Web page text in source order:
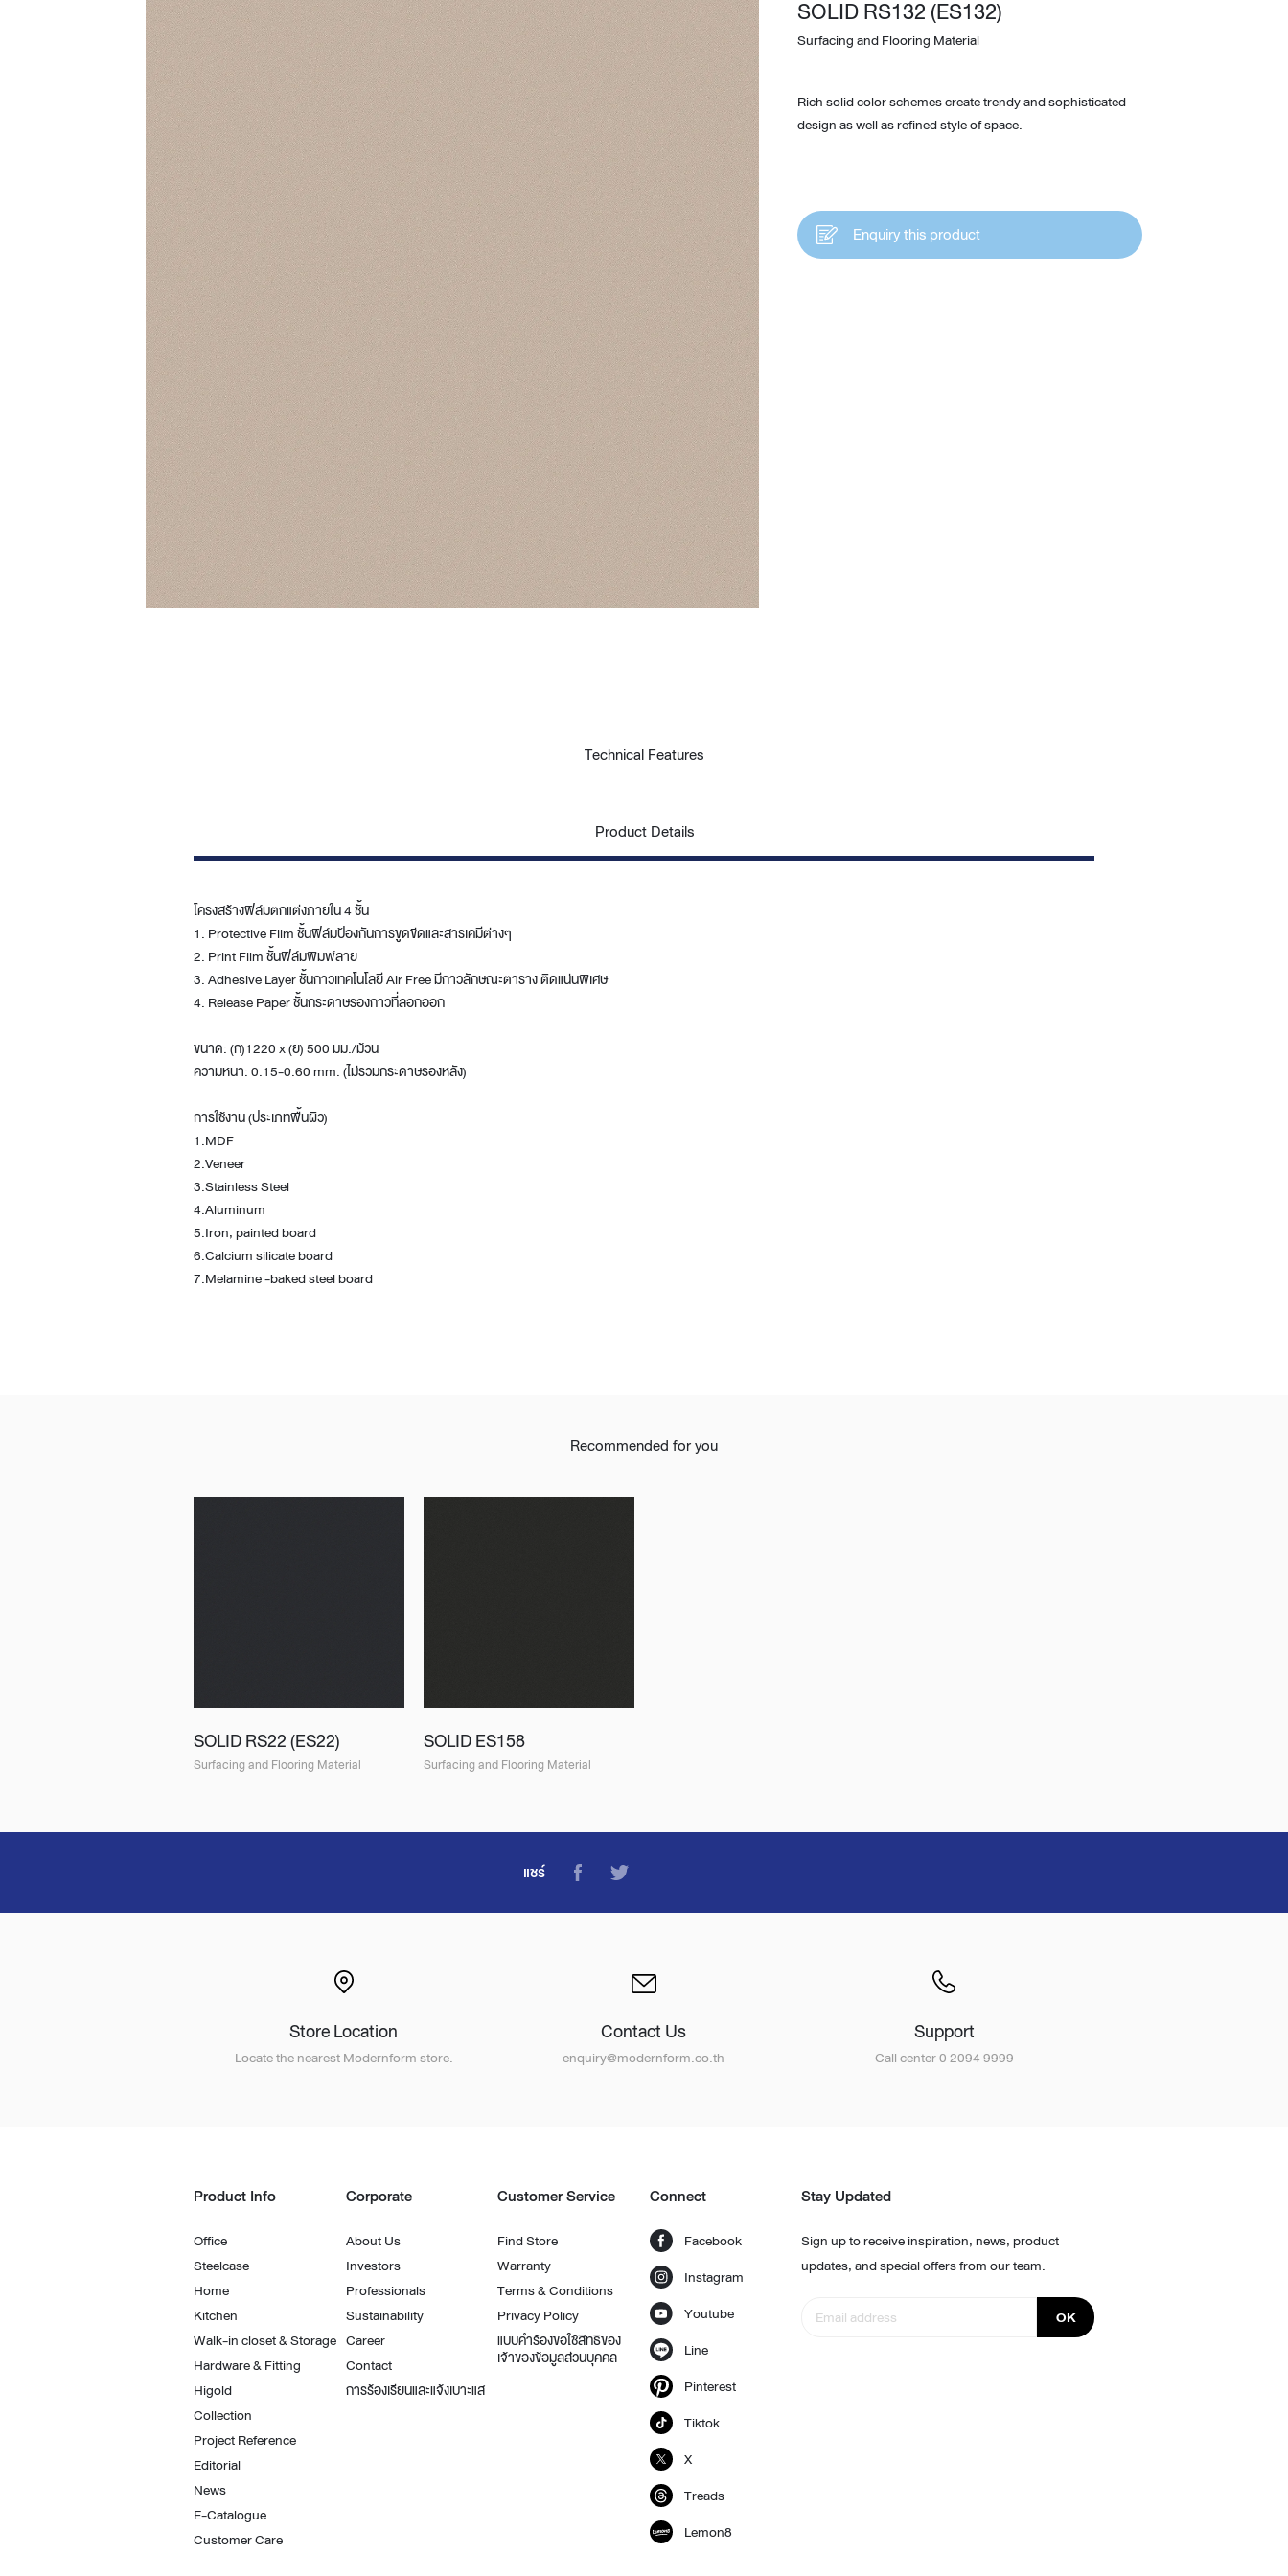
Hardware & Fitting
Surfacing and Flooring Material
Fire-rated & Decorative Doors
Higold
Kitchen Tall Unit Basket
Kitchen Pull Out Basket
Kitchen Corner Basket
Kitchen Wall Cabinet
Kitchen Base Unit Basket
Kitchen Accessories
Ergonomic Recliner Steelcase
Design Awards
Collection
View More Collection
SOLID RS132 (ES132)
Surfacing and Flooring Material
Rich solid color schemes create trendy and sophisticated
design as well as refined style of space.
Enquiry this product
Technical Features
Product Details
โครงสร้างฟิล์มตกแต่งภายใน 4 ชั้น
1. Protective Film ชั้นฟิล์มป้องกันการขูดขีดและสารเคมีต่างๆ
2. Print Film ชั้นฟิล์มพิมพ์ลาย
3. Adhesive Layer ชั้นกาวเทคโนโลยี Air Free มีกาวลักษณะตาราง ติดแน่นพิเศษ
4. Release Paper ชั้นกระดาษรองกาวที่ลอกออก
ขนาด: (ก)1220 x (ย) 500 มม./ม้วน
ความหนา: 0.15-0.60 mm. (ไม่รวมกระดาษรองหลัง)
การใช้งาน (ประเภทพื้นผิว)
1.MDF
2.Veneer
3.Stainless Steel
4.Aluminum
5.Iron, painted board
6.Calcium silicate board
7.Melamine -baked steel board
Recommended for you
SOLID RS22 (ES22)
Surfacing and Flooring Material
SOLID ES158
Surfacing and Flooring Material
แชร์
Store Location
Locate the nearest Modernform store.
Contact Us
enquiry@modernform.co.th
Support
Call center 0 2094 9999
Product Info
Office
Steelcase
Home
Kitchen
Walk-in closet & Storage
Hardware & Fitting
Higold
Collection
Project Reference
Editorial
News
E-Catalogue
Customer Care
Corporate
About Us
Investors
Professionals
Sustainability
Career
Contact
การร้องเรียนและแจ้งเบาะแส
Customer Service
Find Store
Warranty
Terms & Conditions
Privacy Policy
แบบคำร้องขอใช้สิทธิของ
เจ้าของข้อมูลส่วนบุคคล
Connect
Facebook
Instagram
Youtube
Line
Pinterest
Tiktok
X
Treads
Lemon8
Stay Updated
Sign up to receive inspiration, news, product
updates, and special offers from our team.
OK